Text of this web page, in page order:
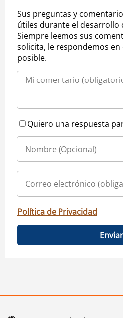
Sus preguntas y
útiles durante el desarrollo
Siempre leemos sus
solicita, le respondemos
posible.
Quiero una respuesta
Política de Privacidad
Enviar